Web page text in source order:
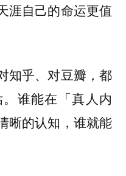
涯自己的命运更值
知乎、对豆瓣，都
谁能在「真人内
晰的认知，谁就能